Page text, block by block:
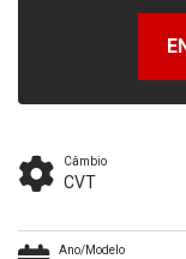
Câmbio
CVT
Ano/Modelo